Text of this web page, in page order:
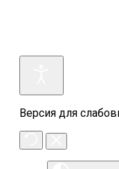
Версия для